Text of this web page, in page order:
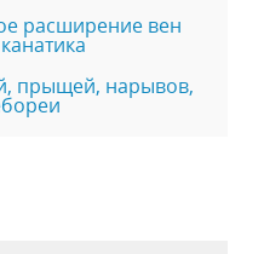
расширение вен
прыщей, нарывов,